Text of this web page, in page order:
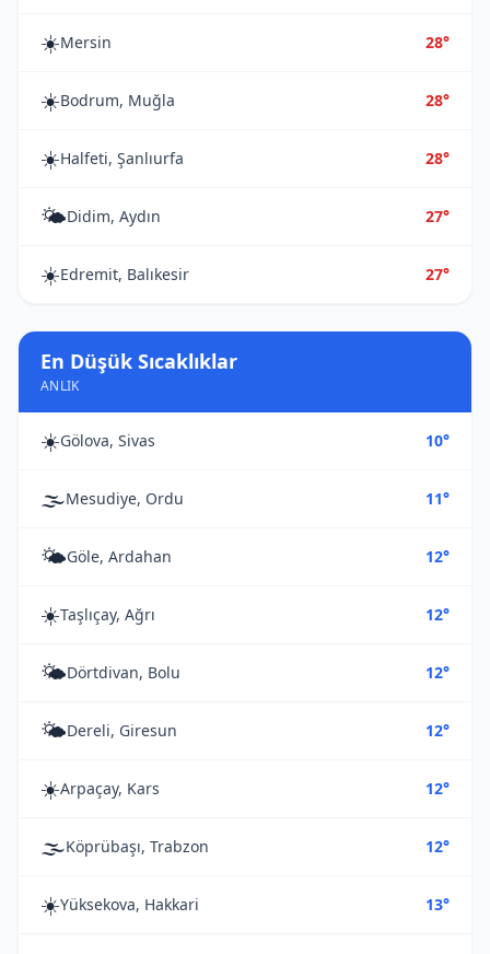
☀️Mersin 28°
☀️Bodrum, Muğla 28°
☀️Halfeti, Şanlıurfa 28°
🌤️Didim, Aydın 27°
☀️Edremit, Balıkesir 27°
En Düşük Sıcaklıklar
ANLIK
☀️Gölova, Sivas 10°
🌫️Mesudiye, Ordu 11°
🌤️Göle, Ardahan 12°
☀️Taşlıçay, Ağrı 12°
🌤️Dörtdivan, Bolu 12°
🌤️Dereli, Giresun 12°
☀️Arpaçay, Kars 12°
🌫️Köprübaşı, Trabzon 12°
☀️Yüksekova, Hakkari 13°